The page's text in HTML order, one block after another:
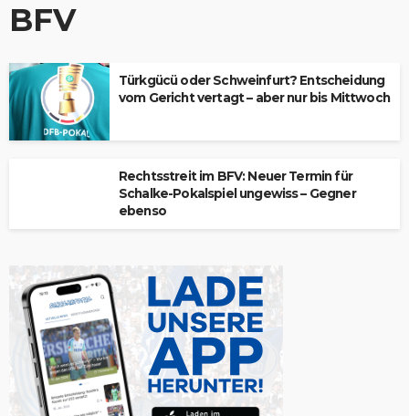
BFV
Türkgücü oder Schweinfurt? Entscheidung
vom Gericht vertagt – aber nur bis Mittwoch
Rechtsstreit im BFV: Neuer Termin für
Schalke-Pokalspiel ungewiss – Gegner
ebenso